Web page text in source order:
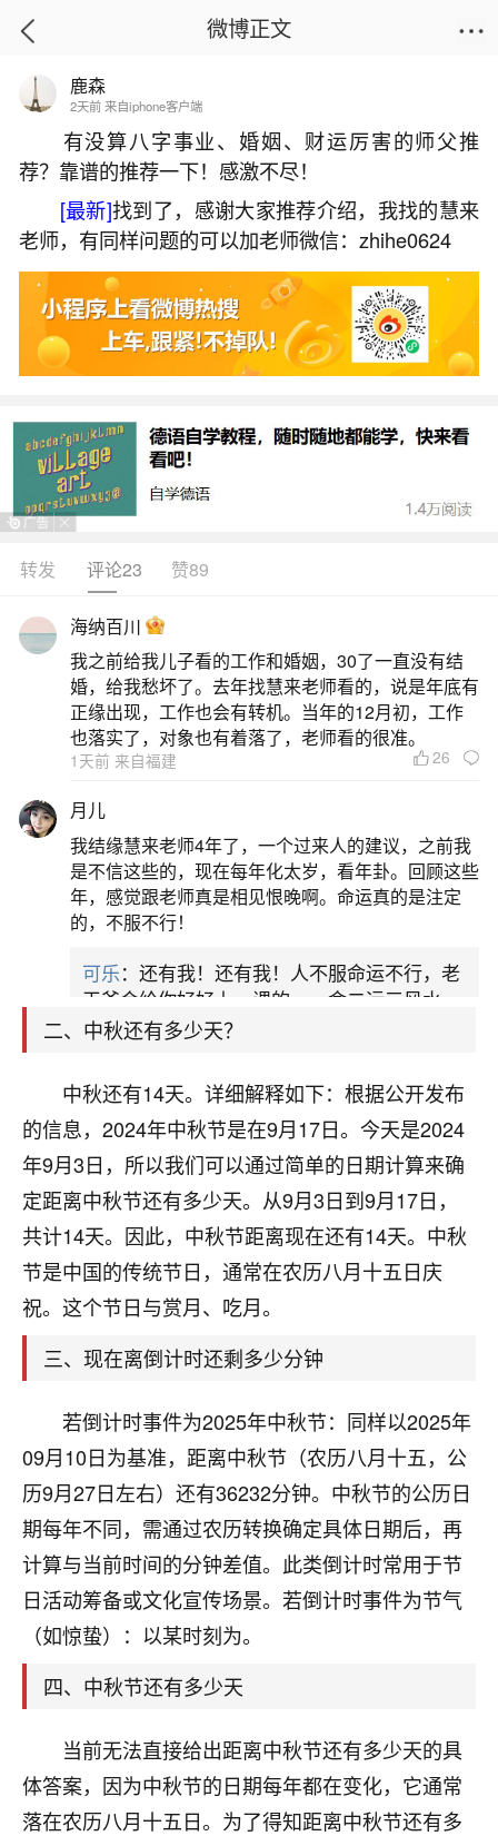
首页
距离中秋节还有几天？
2026-07-01 09:08:42 8 6 赞
生活中像距离中秋节还有几天？都是很常见的
问题，但是小问题不注意可能会引起大麻烦，下面
就这个问题给大家做一些解读：
一、2024年中秋节还有几天
2024年中秋节是9月17日，今天是7月18日，所
以距离今年中秋还有62天。中秋节，是仲秋之节，
在进入秋季的第二个月，以十五月圆为标志，这天
正值三秋之中，故谓之“中秋”。此夜月色比平时更
亮，又谓之“月夕”。因为中秋节在秋季、八月，又名
“秋节”、“八月节”；因为祭月、拜月，又叫“月节”、
“月亮节”；中秋家人团
二、中秋还有多少天？
中秋还有14天。详细解释如下：根据公开发布
的信息，2024年中秋节是在9月17日。今天是2024
年9月3日，所以我们可以通过简单的日期计算来确
定距离中秋节还有多少天。从9月3日到9月17日，
共计14天。因此，中秋节距离现在还有14天。中秋
节是中国的传统节日，通常在农历八月十五日庆
祝。这个节日与赏月、吃月。
三、现在离倒计时还剩多少分钟
若倒计时事件为2025年中秋节：同样以2025年
09月10日为基准，距离中秋节（农历八月十五，公
历9月27日左右）还有36232分钟。中秋节的公历日
期每年不同，需通过农历转换确定具体日期后，再
计算与当前时间的分钟差值。此类倒计时常用于节
日活动筹备或文化宣传场景。若倒计时事件为节气
（如惊蛰）：以某时刻为。
四、中秋节还有多少天
当前无法直接给出距离中秋节还有多少天的具
体答案，因为中秋节的日期每年都在变化，它通常
落在农历八月十五日。为了得知距离中秋节还有多
微博正文
鹿森
2天前 来自iphone客户端
有没算八字事业、婚姻、财运厉害的师父推
荐？靠谱的推荐一下！感激不尽！
[最新]找到了，感谢大家推荐介绍，我找的慧来
老师，有同样问题的可以加老师微信：zhihe0624
转发 评论23 赞89
海纳百川
我之前给我儿子看的工作和婚姻，30了一直没有结
婚，给我愁坏了。去年找慧来老师看的，说是年底有
正缘出现，工作也会有转机。当年的12月初，工作
也落实了，对象也有着落了，老师看的很准。
1天前 来自福建 26
月儿
我结缘慧来老师4年了，一个过来人的建议，之前我
是不信这些的，现在每年化太岁，看年卦。回顾这些
年，感觉跟老师真是相见恨晚啊。命运真的是注定
的，不服不行！
可乐：还有我！还有我！人不服命运不行，老
天爷会给你好好上一课的。一命二运三风水，
哪样不服都不行！
卦，认识老师3年了，都是缘分啊！
17分钟前 来自湖北 19
心若莲花
我是做餐饮的，这两年，生意屡屡受挫，店开一家关
一家，要么生意不好，生意好的就出事。前些年攒的
家底快败光了，真是倒霉！我也想找人看看到底怎么
回事？
啊！
是我从找店开始都是找慧来老师跟进的，选
址、风水、还有开业日子，哪哪都看了，虽然
大环境不好，但是我家生意还可以，前几天又
刚找老师做了补财库，希望财运更好一点！
2小时前 来自海南 18
梦醒时分
我女儿高二叛逆，大半年不上学，一说她就要死要活
师，一开始我是病急乱投医，这半年来，法事一个个
大学，只要能安安稳稳的把书读了，身体心理都健健
康康的我就很知足了！
鹿森 ：可怜天下父母心啊！